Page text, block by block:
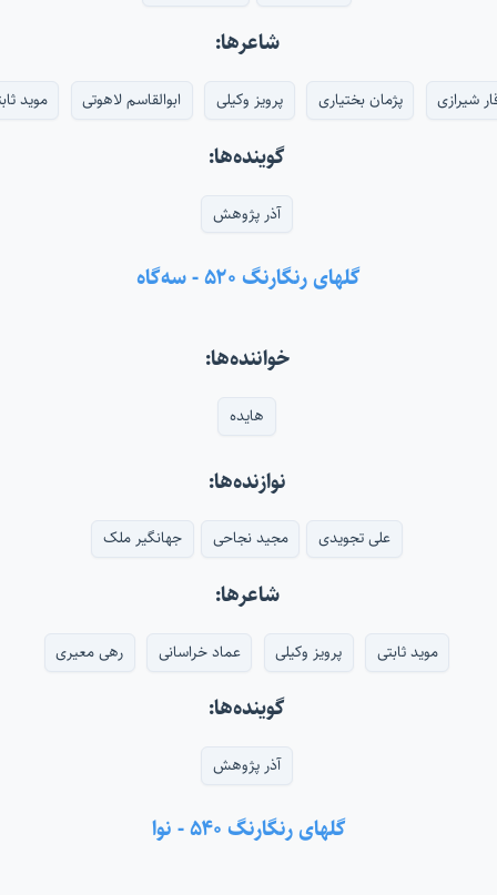
شاعرها:
شیرازی پژمان بختیاری پرویز وکیلی ابوالقاسم لاهوتی موید
گوینده‌ها:
آذر پژوهش
گلهای رنگارنگ ۵۲۰ - سه‌گاه
خواننده‌ها:
هایده
نوازنده‌ها:
علی تجویدی مجید نجاحی جهانگیر ملک
شاعرها:
موید ثابتی پرویز وکیلی عماد خراسانی رهی معیری
گوینده‌ها:
آذر پژوهش
گلهای رنگارنگ ۵۴۰ - نوا